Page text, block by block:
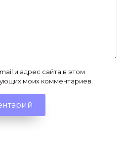
и адрес сайта в этом
моих комментариев.